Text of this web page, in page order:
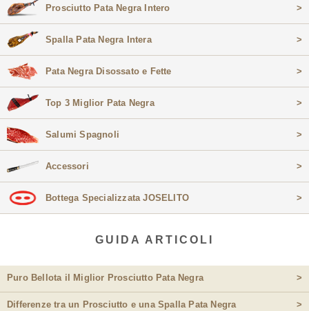
Prosciutto Pata Negra Intero >
Spalla Pata Negra Intera >
Pata Negra Disossato e Fette >
Top 3 Miglior Pata Negra >
Salumi Spagnoli >
Accessori >
Bottega Specializzata JOSELITO >
GUIDA ARTICOLI
Puro Bellota il Miglior Prosciutto Pata Negra >
Differenze tra un Prosciutto e una Spalla Pata Negra >